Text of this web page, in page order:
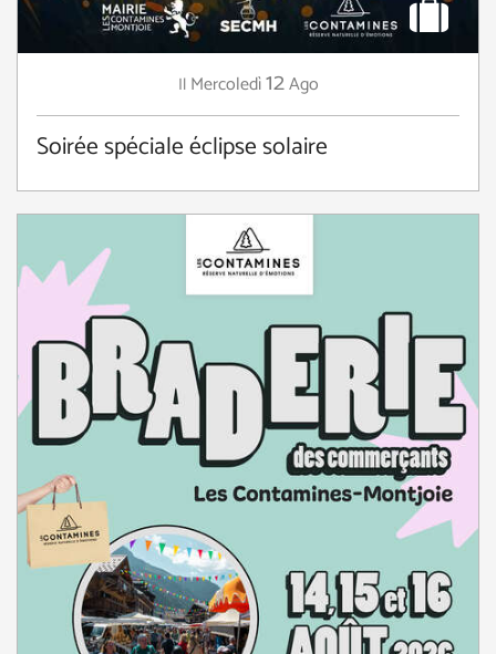
Il Mercoledì12Ago
Soirée spéciale éclipse solaire